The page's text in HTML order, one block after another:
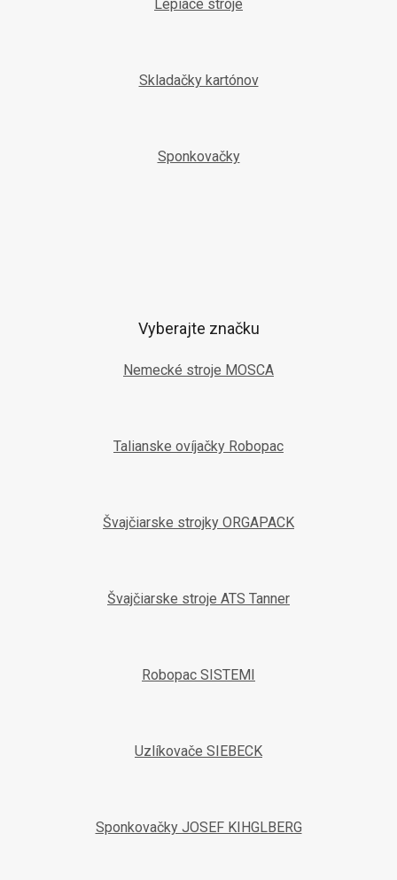
Lepiace stroje
Skladačky kartónov
Sponkovačky
Vyberajte značku
Nemecké stroje MOSCA
Talianske ovíjačky Robopac
Švajčiarske strojky ORGAPACK
Švajčiarske stroje ATS Tanner
Robopac SISTEMI
Uzlíkovače SIEBECK
Sponkovačky JOSEF KIHGLBERG